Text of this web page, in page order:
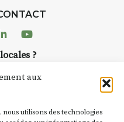
aux
utilisons des technologies
organise
. Des artistes et
d’Auzon. Le
l’un de ces espaces
culturelles de
LinkedinYoutube
?